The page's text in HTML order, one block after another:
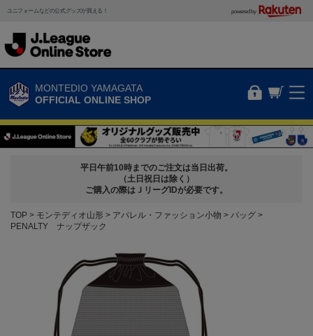
ユニフォームなどの公式グッズが買える！ powered by
MONTEDIO YAMAGATA
OFFICIAL ONLINE SHOP
平日午前10時までのご注文は当日出荷。
（土日祝日は除く）
ご購入の際はＪリーグIDが必要です。
TOP モンテディオ山形 アパレル・ファッション小物
バッグ
PENALTY ナップザック